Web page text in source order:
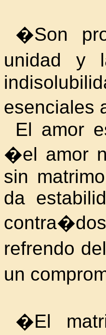
�Son
unidad y
esenciales
El amor
�el amor
sin
da
refrendo
un
�El